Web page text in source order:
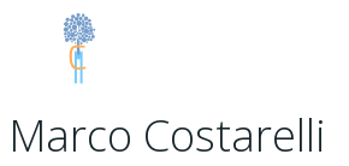
Vai
al
contenuto
Costarelli